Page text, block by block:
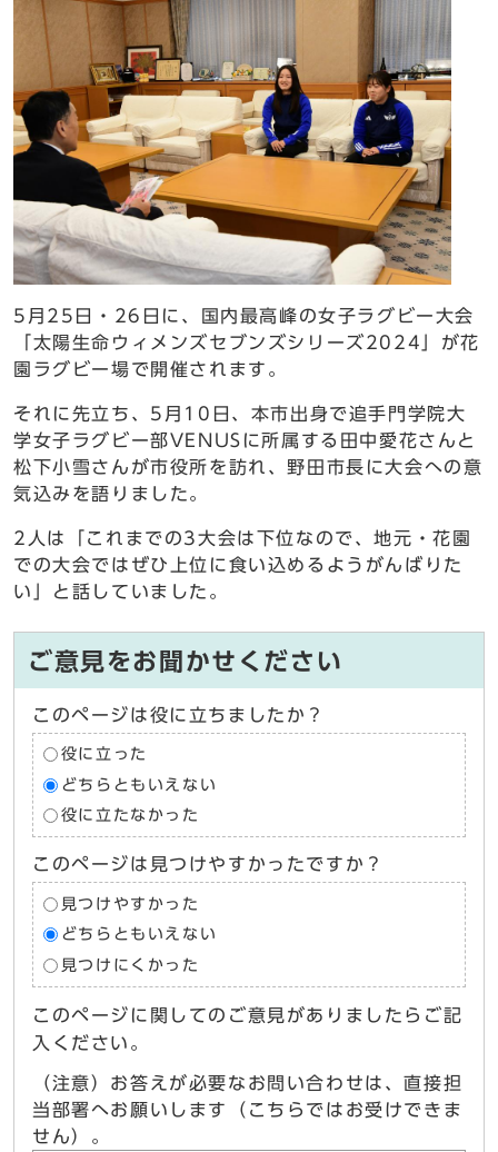
5月25日・26日に、国内最高峰の女子ラグビー大会
「太陽生命ウィメンズセブンズシリーズ2024」が花
園ラグビー場で開催されます。
それに先立ち、5月10日、本市出身で追手門学院大
学女子ラグビー部VENUSに所属する田中愛花さんと
松下小雪さんが市役所を訪れ、野田市長に大会への意
気込みを語りました。
2人は「これまでの3大会は下位なので、地元・花園
での大会ではぜひ上位に食い込めるようがんばりた
い」と話していました。
ご意見をお聞かせください
このページは役に立ちましたか？
役に立った
どちらともいえない
役に立たなかった
このページは見つけやすかったですか？
見つけやすかった
どちらともいえない
見つけにくかった
このページに関してのご意見がありましたらご記
入ください。
（注意）お答えが必要なお問い合わせは、直接担
当部署へお願いします（こちらではお受けできま
せん）。